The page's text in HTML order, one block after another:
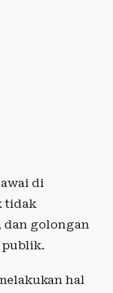
di
tidak
dan golongan
publik.
hal